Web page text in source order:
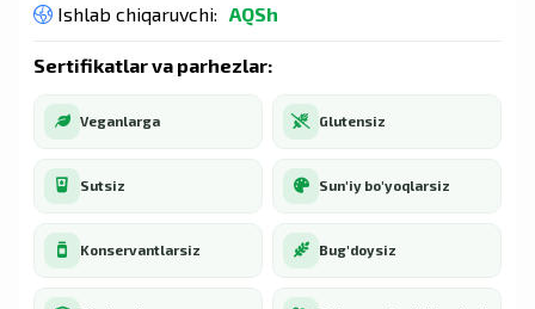
Ishlab chiqaruvchi: AQSh
Sertifikatlar va parhezlar:
Veganlarga Glutensiz
Sutsiz Sun'iy bo'yoqlarsiz
Konservantlarsiz Bug'doysiz